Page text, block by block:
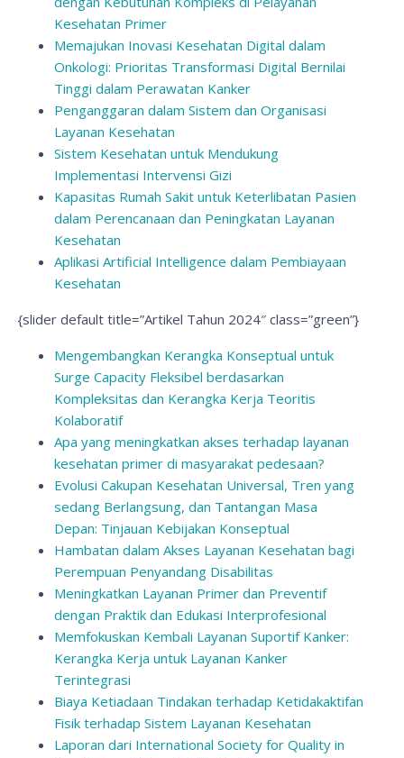
Kesehatan Primer
Memajukan Inovasi Kesehatan Digital dalam
Onkologi: Prioritas Transformasi Digital Bernilai
Tinggi dalam Perawatan Kanker
Penganggaran dalam Sistem dan Organisasi
Layanan Kesehatan
Sistem Kesehatan untuk Mendukung
Implementasi Intervensi Gizi
Kapasitas Rumah Sakit untuk Keterlibatan Pasien
dalam Perencanaan dan Peningkatan Layanan
Kesehatan
Aplikasi Artificial Intelligence dalam Pembiayaan
Kesehatan
{slider default title=”Artikel Tahun 2024″ class=”green”}
Mengembangkan Kerangka Konseptual untuk
Surge Capacity Fleksibel berdasarkan
Kompleksitas dan Kerangka Kerja Teoritis
Kolaboratif
Apa yang meningkatkan akses terhadap layanan
kesehatan primer di masyarakat pedesaan?
Evolusi Cakupan Kesehatan Universal, Tren yang
sedang Berlangsung, dan Tantangan Masa
Depan: Tinjauan Kebijakan Konseptual
Hambatan dalam Akses Layanan Kesehatan bagi
Perempuan Penyandang Disabilitas
Meningkatkan Layanan Primer dan Preventif
dengan Praktik dan Edukasi Interprofesional
Memfokuskan Kembali Layanan Suportif Kanker:
Kerangka Kerja untuk Layanan Kanker
Terintegrasi
Biaya Ketiadaan Tindakan terhadap Ketidakaktifan
Fisik terhadap Sistem Layanan Kesehatan
Laporan dari International Society for Quality in